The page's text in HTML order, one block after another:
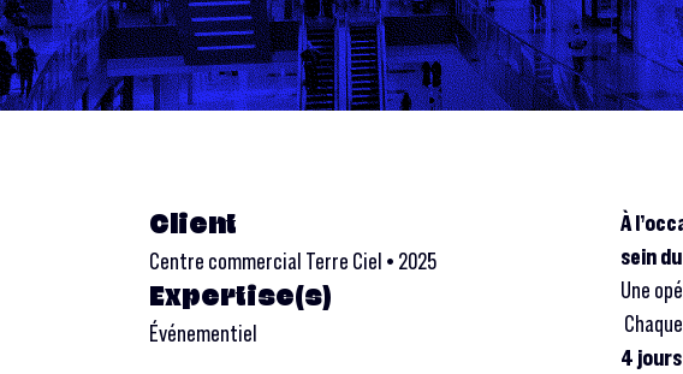
Client
Centre commercial Terre Ciel • 2025
Expertise(s)
Événementiel
À
sein
Une
4